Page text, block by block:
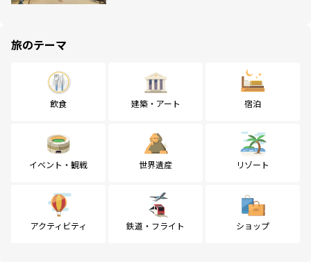
旅のテーマ
飲食 建築・アート 宿泊
イベント・観戦 世界遺産 リゾート
アクティビティ 鉄道・フライト ショップ